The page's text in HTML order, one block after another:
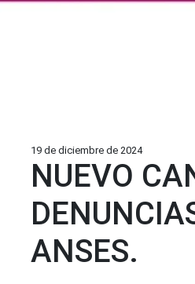
19 de diciembre de 2024
NUEVO
ANSES.